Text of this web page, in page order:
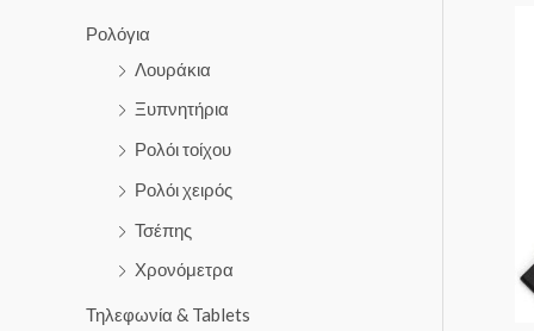
Ρολόγια
Λουράκια
Ξυπνητήρια
Ρολόι τοίχου
Ρολόι χειρός
Τσέπης
Χρονόμετρα
Τηλεφωνία & Tablets